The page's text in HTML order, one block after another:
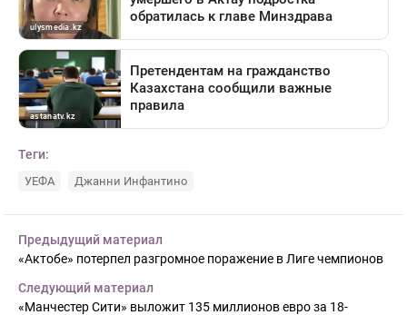
Теги:
УЕФА Джанни Инфантино
Предыдущий материал
«Актобе» потерпел разгромное поражение в Лиге чемпионов
Следующий материал
«Манчестер Сити» выложит 135 миллионов евро за 18-